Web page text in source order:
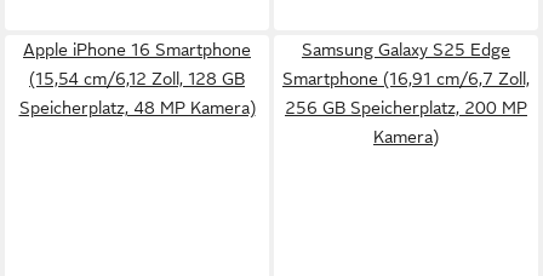
Apple iPhone 16 Smartphone
(15,54 cm/6,12 Zoll, 128 GB
Speicherplatz, 48 MP Kamera)
Samsung Galaxy S25 Edge
Smartphone (16,91 cm/6,7 Zoll,
256 GB Speicherplatz, 200 MP
Kamera)